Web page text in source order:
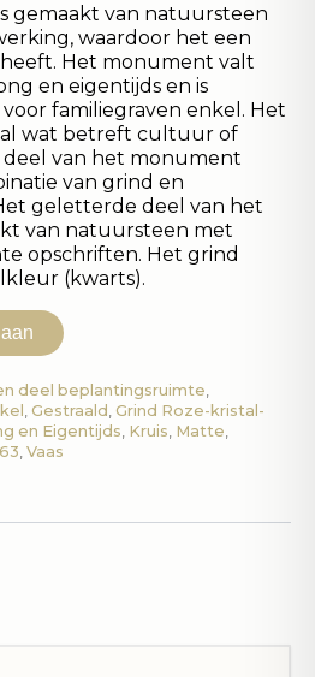
gemaakt van natuursteen
waardoor het een
Het monument valt
en eigentijds en is
familiegraven enkel. Het
wat betreft cultuur of
van het monument
van grind en
geletterde deel van het
van natuursteen met
opschriften. Het grind
(kwarts).
deel beplantingsruimte
Gestraald Grind Roze-kristal-
en Eigentijds Kruis Matte
Vaas